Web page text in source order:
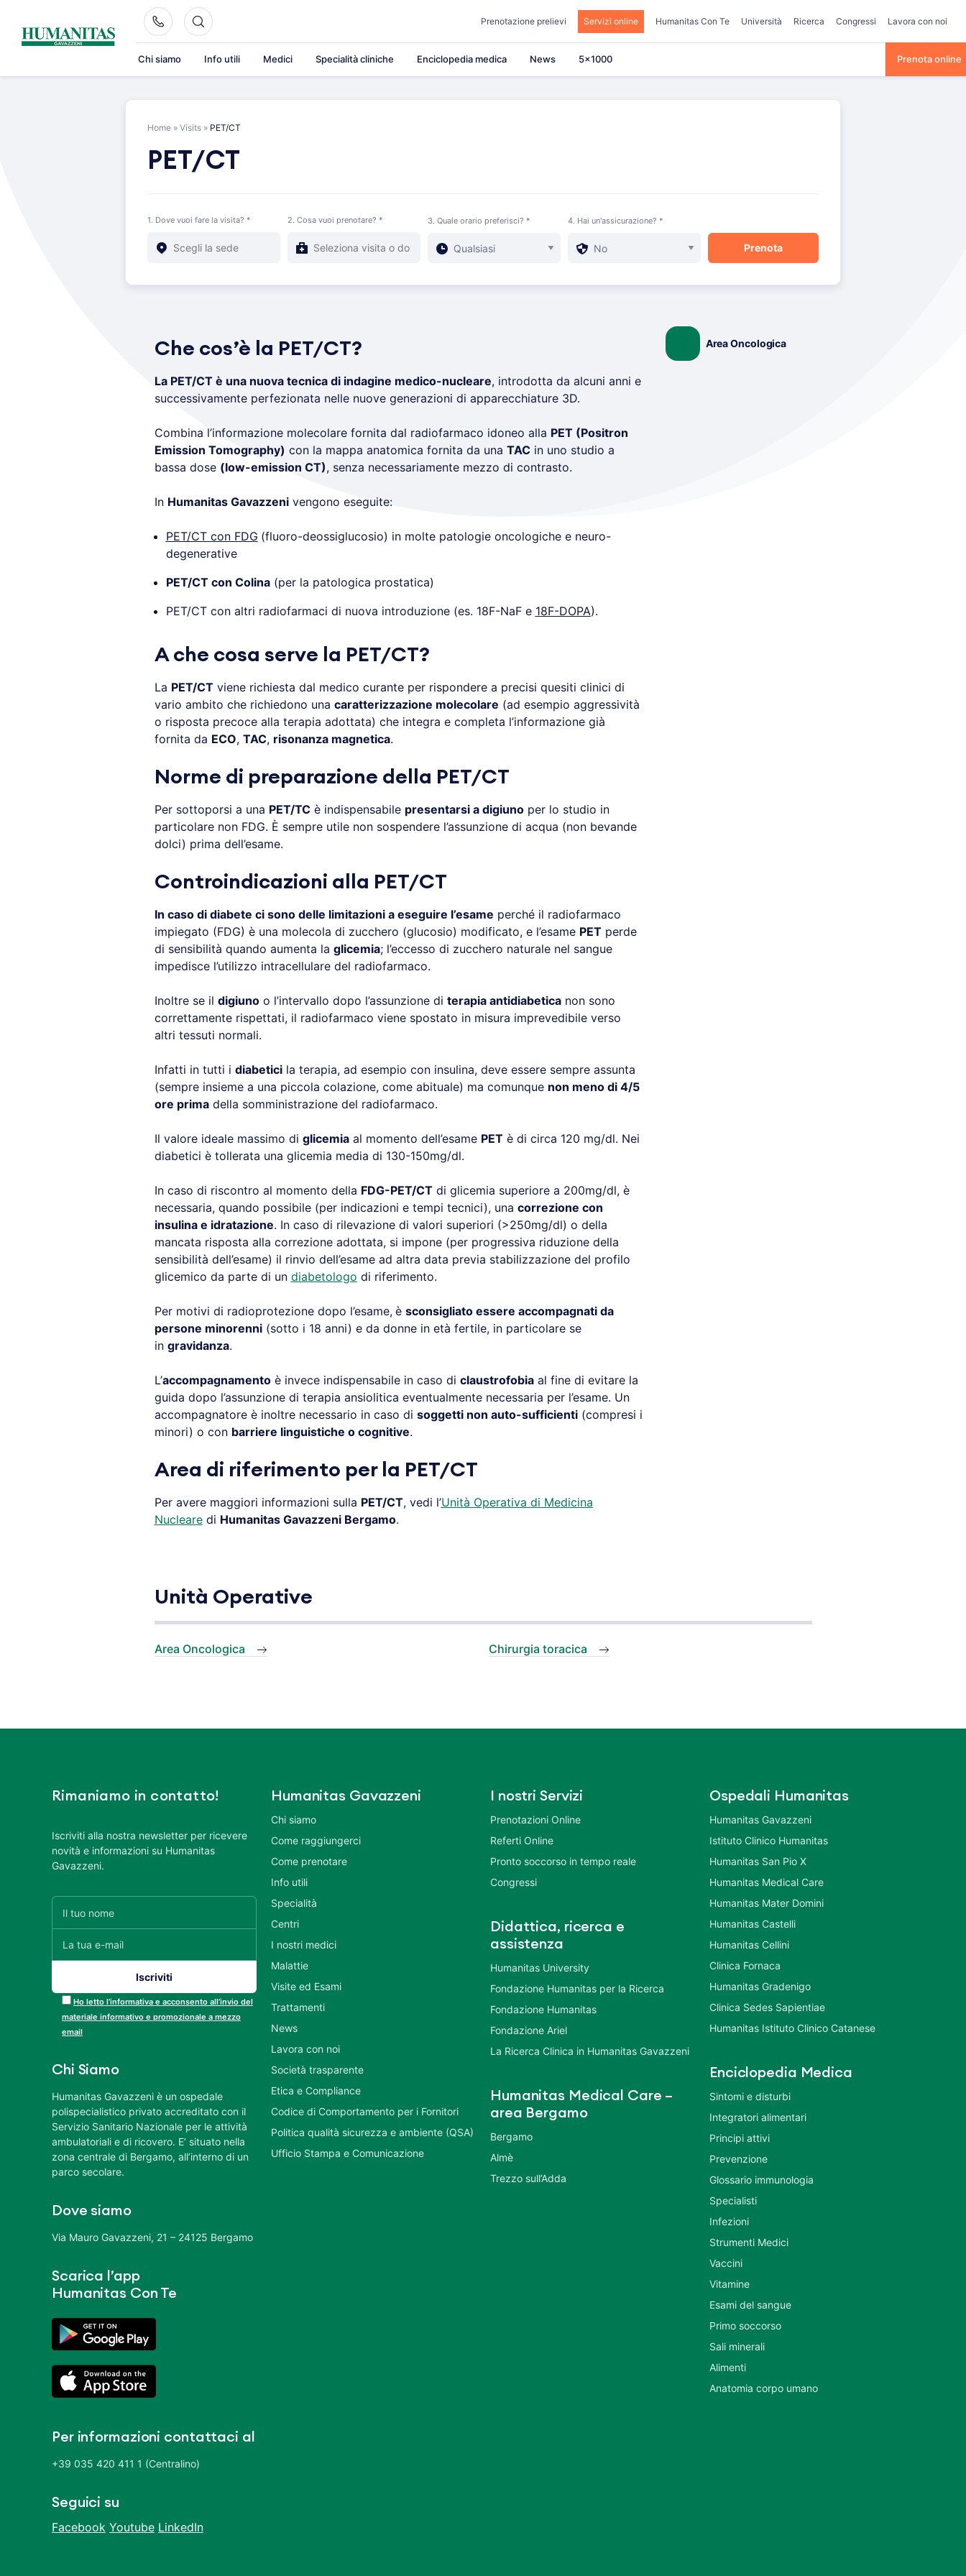
content
Prenotazione prelievi Servizi online Humanitas Con Te Università Ricerca Congressi Lavora con noi
Chi siamo Info utili Medici Specialità cliniche Enciclopedia medica News 5×1000 Prenota online
Home » Visits » PET/CT
PET/CT
1. Dove vuoi fare la visita? * 2. Cosa vuoi prenotare? * 3. Quale orario preferisci? * 4. Hai un'assicurazione? *
Che cos’è la PET/CT?
La PET/CT è una nuova tecnica di indagine medico-nucleare, introdotta da alcuni anni e
successivamente perfezionata nelle nuove generazioni di apparecchiature 3D.
Combina l’informazione molecolare fornita dal radiofarmaco idoneo alla PET (Positron
Emission Tomography) con la mappa anatomica fornita da una TACin uno studio a
bassa dose (low-emission CT), senza necessariamente mezzo di contrasto.
In Humanitas Gavazzenivengono eseguite:
PET/CT con FDG (fluoro-deossiglucosio) in molte patologie oncologiche e neuro-
degenerative
PET/CT con Colina(per la patologica prostatica)
PET/CT con altri radiofarmaci di nuova introduzione (es. 18F-NaF e 18F-DOPA).
A che cosa serve la PET/CT?
La PET/CTviene richiesta dal medico curante per rispondere a precisi quesiti clinici di
vario ambito che richiedono una caratterizzazione molecolare (ad esempio aggressività
o risposta precoce alla terapia adottata) che integra e completa l’informazione già
fornita da ECO, TAC, risonanza magnetica.
Norme di preparazione della PET/CT
Per sottoporsi a una PET/TCè indispensabile presentarsi a digiunoper lo studio in
particolare non FDG. È sempre utile non sospendere l’assunzione di acqua (non bevande
dolci) prima dell’esame.
Controindicazioni alla PET/CT
In caso di diabete ci sono delle limitazioni a eseguire l’esame perché il radiofarmaco
impiegato (FDG) è una molecola di zucchero (glucosio) modificato, e l’esame PETperde
di sensibilità quando aumenta la glicemia; l’eccesso di zucchero naturale nel sangue
impedisce l’utilizzo intracellulare del radiofarmaco.
Inoltre se il digiunoo l’intervallo dopo l’assunzione di terapia antidiabeticanon sono
correttamente rispettati, il radiofarmaco viene spostato in misura imprevedibile verso
altri tessuti normali.
Infatti in tutti i diabeticila terapia, ad esempio con insulina, deve essere sempre assunta
(sempre insieme a una piccola colazione, come abituale) ma comunque non meno di 4/5
ore primadella somministrazione del radiofarmaco.
Il valore ideale massimo di glicemiaal momento dell’esame PETè di circa 120 mg/dl. Nei
diabetici è tollerata una glicemia media di 130-150mg/dl.
In caso di riscontro al momento della FDG-PET/CTdi glicemia superiore a 200mg/dl, è
necessaria, quando possibile (per indicazioni e tempi tecnici), una correzione con
insulina e idratazione. In caso di rilevazione di valori superiori (>250mg/dl) o della
mancata risposta alla correzione adottata, si impone (per progressiva riduzione della
sensibilità dell’esame) il rinvio dell’esame ad altra data previa stabilizzazione del profilo
glicemico da parte di un diabetologo di riferimento.
Per motivi di radioprotezione dopo l’esame, è sconsigliato essere accompagnati da
persone minorenni(sotto i 18 anni) e da donne in età fertile, in particolare se
in gravidanza.
L’accompagnamentoè invece indispensabile in caso di claustrofobiaal fine di evitare la
guida dopo l’assunzione di terapia ansiolitica eventualmente necessaria per l’esame. Un
accompagnatore è inoltre necessario in caso di soggetti non auto-sufficienti(compresi i
minori) o con barriere linguistiche o cognitive.
Area di riferimento per la PET/CT
Per avere maggiori informazioni sulla PET/CT, vedi l’Unità Operativa di Medicina
Nuclearedi Humanitas Gavazzeni Bergamo.
Area Oncologica
Unità Operative
Area Oncologica Chirurgia toracica
Rimaniamo in contatto!
Iscriviti alla nostra newsletter per ricevere
novità e informazioni su Humanitas
Gavazzeni.
Ho letto l’informativa e acconsento all’invio del
materiale informativo e promozionale a mezzo
email
Chi Siamo
Humanitas Gavazzeni è un ospedale
polispecialistico privato accreditato con il
Servizio Sanitario Nazionale per le attività
ambulatoriali e di ricovero. E’ situato nella
zona centrale di Bergamo, all’interno di un
parco secolare.
Dove siamo
Via Mauro Gavazzeni, 21 – 24125 Bergamo
Scarica l’app
Humanitas Con Te
Per informazioni contattaci al
+39 035 420 411 1 (Centralino)
Seguici su
Facebook Youtube LinkedIn
Humanitas Gavazzeni
Chi siamo
Come raggiungerci
Come prenotare
Info utili
Specialità
Centri
I nostri medici
Malattie
Visite ed Esami
Trattamenti
News
Lavora con noi
Società trasparente
Etica e Compliance
Codice di Comportamento per i Fornitori
Politica qualità sicurezza e ambiente (QSA)
Ufficio Stampa e Comunicazione
I nostri Servizi
Prenotazioni Online
Referti Online
Pronto soccorso in tempo reale
Congressi
Didattica, ricerca e
assistenza
Humanitas University
Fondazione Humanitas per la Ricerca
Fondazione Humanitas
Fondazione Ariel
La Ricerca Clinica in Humanitas Gavazzeni
Humanitas Medical Care –
area Bergamo
Bergamo
Almè
Trezzo sull’Adda
Ospedali Humanitas
Humanitas Gavazzeni
Istituto Clinico Humanitas
Humanitas San Pio X
Humanitas Medical Care
Humanitas Mater Domini
Humanitas Castelli
Humanitas Cellini
Clinica Fornaca
Humanitas Gradenigo
Clinica Sedes Sapientiae
Humanitas Istituto Clinico Catanese
Enciclopedia Medica
Sintomi e disturbi
Integratori alimentari
Principi attivi
Prevenzione
Glossario immunologia
Specialisti
Infezioni
Strumenti Medici
Vaccini
Vitamine
Esami del sangue
Primo soccorso
Sali minerali
Alimenti
Anatomia corpo umano